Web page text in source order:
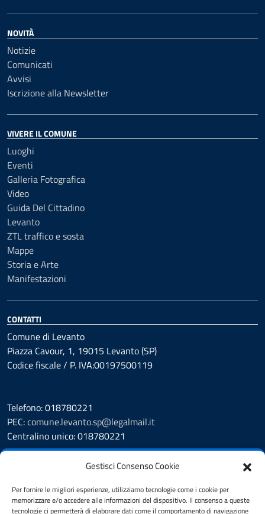
Gestisci Consenso Cookie
Per fornire le migliori esperienze, utilizziamo tecnologie come i cookie per
memorizzare e/o accedere alle informazioni del dispositivo. Il consenso a queste
tecnologie ci permetterà di elaborare dati come il comportamento di navigazione
NOVITÀ
Notizie
Comunicati
Avvisi
Iscrizione alla Newsletter
VIVERE IL COMUNE
Luoghi
Eventi
Galleria Fotografica
Video
Guida Del Cittadino
Levanto
ZTL traffico e sosta
Mappe
Storia e Arte
Manifestazioni
CONTATTI
Comune di Levanto
Piazza Cavour, 1, 19015 Levanto (SP)
Codice fiscale / P. IVA:00197500119
Telefono: 018780221
PEC:comune.levanto.sp@legalmail.it
Centralino unico: 018780221
Prenotazione appuntamento
Segnalazione disservizio
Whistleblowing